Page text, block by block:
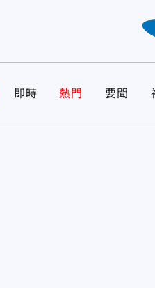
即時 熱門 要聞